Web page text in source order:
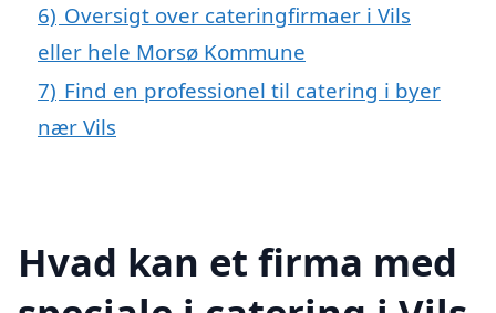
6) Oversigt over cateringfirmaer i Vils
eller hele Morsø Kommune
7) Find en professionel til catering i byer
nær Vils
Hvad kan et firma med